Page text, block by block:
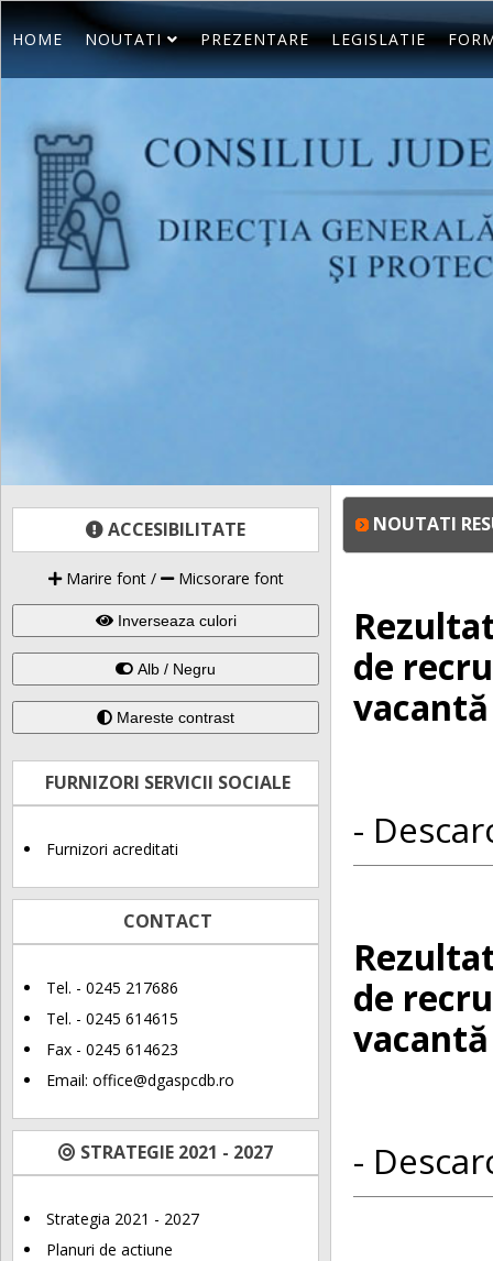
HOME NOUTATI PREZENTARE LEGISLATIE
ACCESIBILITATE
Marire font/ Micsorare font
Inverseaza culori
Alb / Negru
Mareste contrast
FURNIZORI SERVICII SOCIALE
Furnizori acreditati
CONTACT
Tel. - 0245 217686
Tel. - 0245 614615
Fax - 0245 614623
Email: office@dgaspcdb.ro
STRATEGIE 2021 - 2027
Strategia 2021 - 2027
Planuri de actiune
NOUTATI
de
-
de
-